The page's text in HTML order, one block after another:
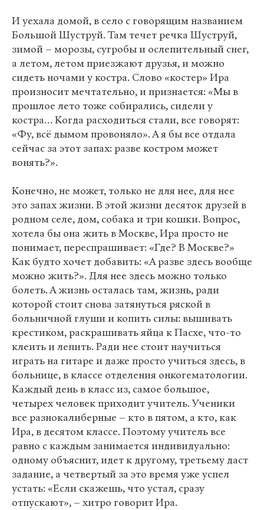
И уехала домой, в село с говорящим названием
Большой Шуструй. Там течет речка Шуструй,
зимой – морозы, сугробы и ослепительный снег,
а летом, летом приезжают друзья, и можно
сидеть ночами у костра. Слово «костер» Ира
произносит мечтательно, и признается: «Мы в
прошлое лето тоже собирались, сидели у
костра… Когда расходиться стали, все говорят:
«Фу, всё дымом провоняло». А я бы все отдала
сейчас за этот запах: разве костром может
вонять?».
Конечно, не может, только не для нее, для нее
это запах жизни. В этой жизни десяток друзей в
родном селе, дом, собака и три кошки. Вопрос,
хотела бы она жить в Москве, Ира просто не
понимает, переспрашивает: «Где? В Москве?»
Как будто хочет добавить: «А разве здесь вообще
можно жить?». Для нее здесь можно только
болеть. А жизнь осталась там, жизнь, ради
которой стоит снова затянуться ряской в
больничной глуши и копить силы: вышивать
крестиком, раскрашивать яйца к Пасхе, что-то
клеить и лепить. Ради нее стоит научиться
играть на гитаре и даже просто учиться здесь, в
больнице, в классе отделения онкогематологии.
Каждый день в класс из, самое большое,
четырех человек приходит учитель. Ученики
все разнокалиберные – кто в пятом, а кто, как
Ира, в десятом классе. Поэтому учитель все
равно с каждым занимается индивидуально:
одному объяснит, идет к другому, третьему даст
задание, а четвертый за это время уже успел
устать: «Если скажешь, что устал, сразу
отпускают», – хитро говорит Ира.